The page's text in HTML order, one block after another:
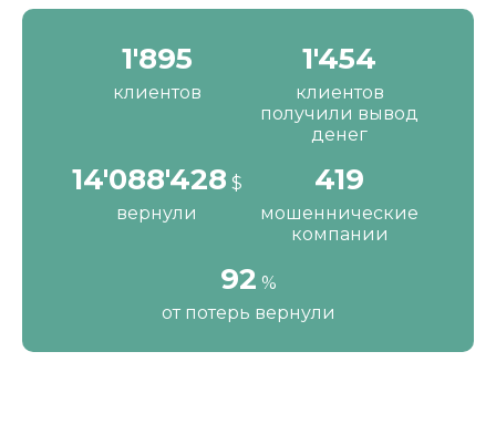
2'190
клиентов
1'680
клиентов
получили вывод
денег
16'287'200 $
вернули
484
мошеннические
компании
111 %
от потерь вернули